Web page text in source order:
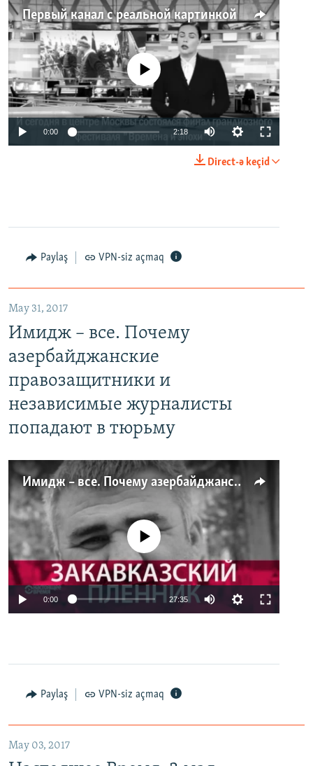
Первый канал с реальной картинкой
No media source currently available
0:00 2:18
Direct-ə keçid
Paylaş VPN-siz açmaq
May 31, 2017
Имидж – все. Почему
азербайджанские
правозащитники и
независимые журналисты
попадают в тюрьму
Имидж – все. Почему азербайджанские правозащитники и независимые журналисты попадают в тюрьму
No media source currently available
0:00 27:35
Paylaş VPN-siz açmaq
May 03, 2017